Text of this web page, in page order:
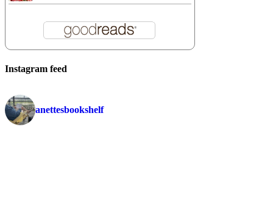
Instagram feed
anettesbookshelf